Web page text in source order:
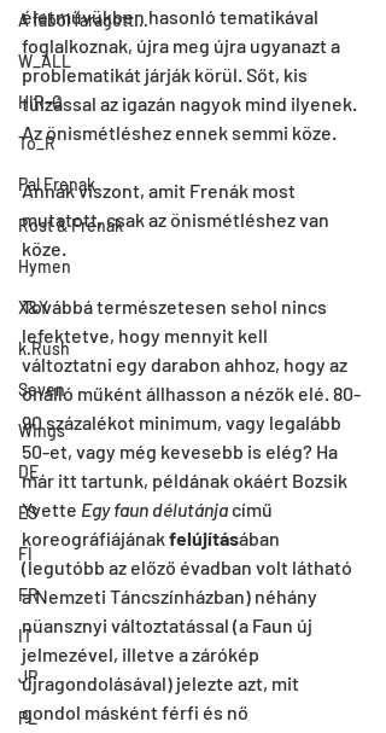
A fából faragott...
W_ALL
HIR-O
To_R
Pal Frenak
Rost & Frenak
Hymen
X&Y
k.Rush
Seven
Wings
DE
ES
FI
FR
IT
JP
PL
életművükben hasonló tematikával
foglalkoznak, újra meg újra ugyanazt a
problematikát járják körül. Sőt, kis
túlzással az igazán nagyok mind ilyenek.
Az önismétléshez ennek semmi köze.
Annak viszont, amit Frenák most
mutatott, csak az önismétléshez van
köze.
Továbbá természetesen sehol nincs
lefektetve, hogy mennyit kell
változtatni egy darabon ahhoz, hogy az
önálló műként állhasson a nézők elé. 80-
90 százalékot minimum, vagy legalább
50-et, vagy még kevesebb is elég? Ha
már itt tartunk, példának okáért Bozsik
Yvette Egy faun délutánja című
koreográfiájának felújításában
(legutóbb az előző évadban volt látható
a Nemzeti Táncszínházban) néhány
nüansznyi változtatással (a Faun új
jelmezével, illetve a zárókép
újragondolásával) jelezte azt, mit
gondol másként férfi és nő